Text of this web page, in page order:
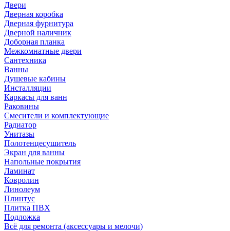
Двери
Дверная коробка
Дверная фурнитура
Дверной наличник
Доборная планка
Межкомнатные двери
Сантехника
Ванны
Душевые кабины
Инсталляции
Каркасы для ванн
Раковины
Смесители и комплектующие
Радиатор
Унитазы
Полотенцесушитель
Экран для ванны
Напольные покрытия
Ламинат
Ковролин
Линолеум
Плинтус
Плитка ПВХ
Подложка
Всё для ремонта (аксессуары и мелочи)